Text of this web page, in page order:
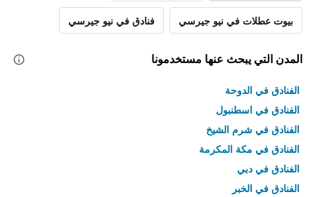
بيوت عطلات في نيو جيرسي فنادق في نيو جيرسي
المدن التي يبحث عنها مستخدمونا
الفنادق في الدوحة
الفنادق في اسطنبول
الفنادق في شرم الشيخ
الفنادق في مكة المكرمة
الفنادق في دبي
الفنادق في الخبر